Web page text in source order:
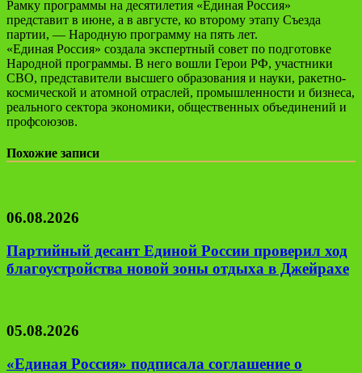
Рамку программы на десятилетия «Единая Россия»
представит в июне, а в августе, ко второму этапу Съезда
партии, — Народную программу на пять лет.
«Единая Россия» создала экспертный совет по подготовке
Народной программы. В него вошли Герои РФ, участники
СВО, представители высшего образования и науки, ракетно-
космической и атомной отраслей, промышленности и бизнеса,
реального сектора экономики, общественных объединений и
профсоюзов.
Похожие записи
06.08.2026
Партийный десант Единой России проверил ход
благоустройства новой зоны отдыха в Джейрахе
05.08.2026
«Единая Россия» подписала соглашение о